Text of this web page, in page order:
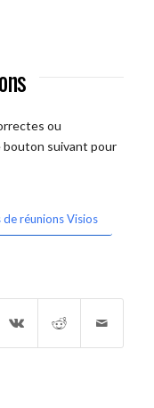
ou
suivant pour
réunions Visios